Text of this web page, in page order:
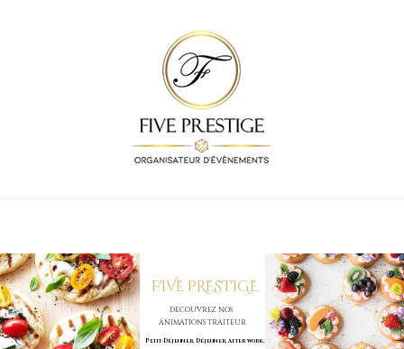
DECOUVREZ NOS
FIVE PRESTIGE
Petit-Déjeuner, Déjeuner, After work,
ANIMATIONS TRAITEUR